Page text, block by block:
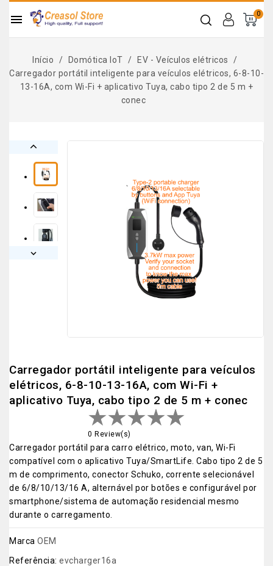
0

Início Domótica IoT
EV - Veículos elétricos
Carregador portátil inteligente para veículos elétricos, 6-8-10-
13-16A, com Wi-Fi + aplicativo Tuya, cabo tipo 2 de 5 m +
conec


Carregador portátil inteligente para veículos
elétricos, 6-8-10-13-16A, com Wi-Fi +
aplicativo Tuya, cabo tipo 2 de 5 m + conec
0 Review(s)
Carregador portátil para carro elétrico, moto, van, Wi-Fi
compatível com o aplicativo Tuya/SmartLife. Cabo tipo 2 de 5
m de comprimento, conector Schuko, corrente selecionável
de 6/8/10/13/16 A, alternável por botões e configurável por
smartphone/sistema de automação residencial mesmo
durante o carregamento.
Marca OEM
Referência: evcharger16a